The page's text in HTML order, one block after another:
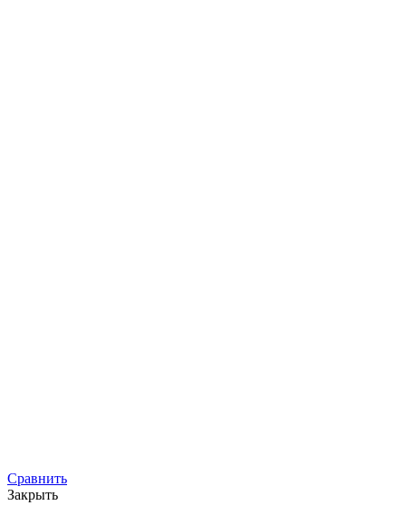
Сравнить
Закрыть